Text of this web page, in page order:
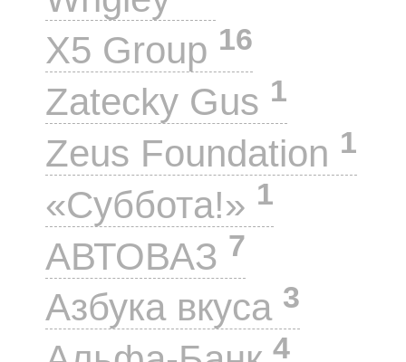
X5 Group 16
Zatecky Gus 1
Zeus Foundation 1
«Суббота!» 1
АВТОВАЗ 7
Азбука вкуса 3
4